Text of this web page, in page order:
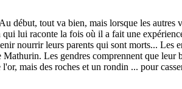
début, tout va bien, mais lorsque les
lui raconte la fois où il a fait une
nourrir leurs parents qui sont morts...
Les gendres comprennent que
mais des roches et un rondin ... pour